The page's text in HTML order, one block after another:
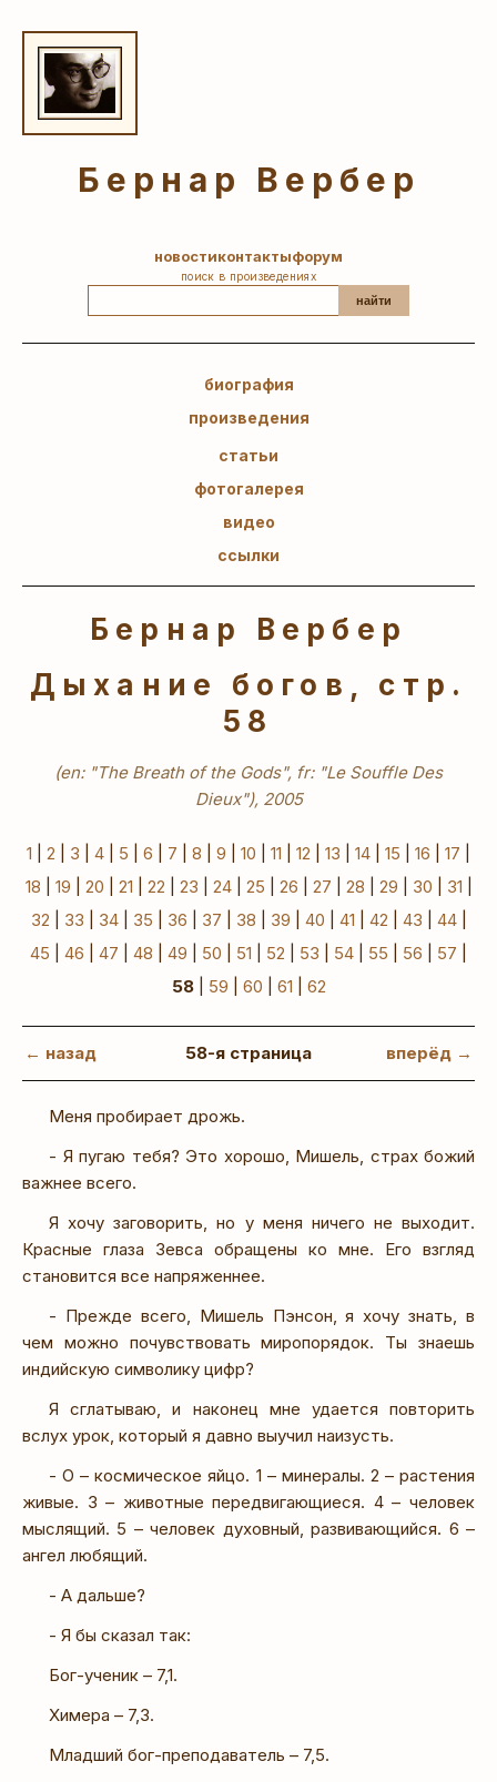
Бернар Вербер
новостиконтактыфорум
поиск в произведениях
найти
биография
произведения
статьи
фотогалерея
видео
ссылки
Бернар Вербер
Дыхание богов, стр.
58
(en: "The Breath of the Gods", fr: "Le Souffle Des
Dieux"), 2005
1 2 3 4 5 6 7 8 9 10 11 12 13 14 15 16 17
18
19 20 21 22 23 24| 25 26 27 28 29 30 31
32
33 34| 35 36 37 38 39 40 41 42 43 44|
45
46 47 48 49 50 51 52 53 54 55 56 57
58| 59 60 61 62
← назад 58-я страница вперёд →
Меня пробирает дрожь.
- Я пугаю тебя? Это хорошо, Мишель, страх божий
важнее всего.
Я хочу заговорить, но у меня ничего не выходит.
Красные глаза Зевса обращены ко мне. Его взгляд
становится все напряженнее.
- Прежде всего, Мишель Пэнсон, я хочу знать, в
чем можно почувствовать миропорядок. Ты знаешь
индийскую символику цифр?
Я сглатываю, и наконец мне удается повторить
вслух урок, который я давно выучил наизусть.
- О – космическое яйцо. 1 – минералы. 2 – растения
живые. 3 – животные передвигающиеся. 4 – человек
мыслящий. 5 – человек духовный, развивающийся. 6 –
ангел любящий.
- А дальше?
- Я бы сказал так:
Бог-ученик – 7,1.
Химера – 7,3.
Младший бог-преподаватель – 7,5.